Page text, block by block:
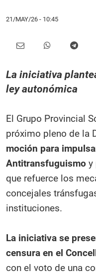
21/MAY/26 - 10:45
La iniciativa
ley autonómica
El Grupo Provincial
próximo pleno de la
moción para
Antitransfuguismo y
que refuerce los
concejales
instituciones.
La iniciativa se
censura en el
con el voto de una